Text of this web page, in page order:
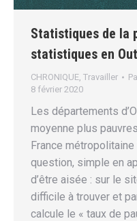
Statistiques de la
statistiques en
CHRONIQUE Travailler
8 février 2020
Les départements
moyenne plus
France
question, simple en
d’être aisée : sur le
difficile à trouver et
calcule le « taux de